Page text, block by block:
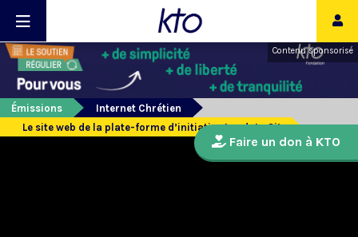
Contenu sponsorisé
Émissions
Internet Chrétien
Le site web de la plate-forme d’initiative Laudato Si’
Faire un don à KTO